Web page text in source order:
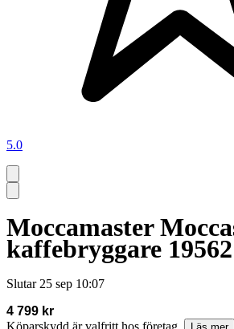
5.0
Moccamaster
kaffebryggare
Slutar 25 sep 10:07
4 799 kr